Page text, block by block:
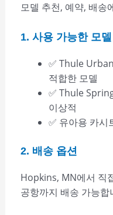
모델 추천, 예약, 배송
1. 사용 가능한 모델
✅ Thule
적합한 모델
✅ Thule
이상적
✅ 유아용 카시
2. 배송 옵션
Hopkins, MN에서 직
공항까지 배송 가능